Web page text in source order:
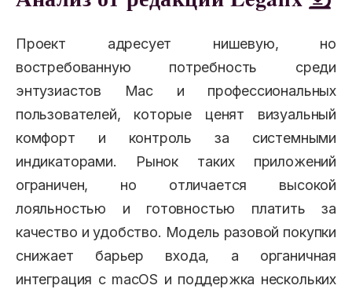
Проект адресует нишевую, но
востребованную потребность среди
энтузиастов Mac и профессиональных
пользователей, которые ценят визуальный
комфорт и контроль за системными
индикаторами. Рынок таких приложений
ограничен, но отличается высокой
лояльностью и готовностью платить за
качество и удобство. Модель разовой покупки
снижает барьер входа, а органичная
интеграция с macOS и поддержка нескольких